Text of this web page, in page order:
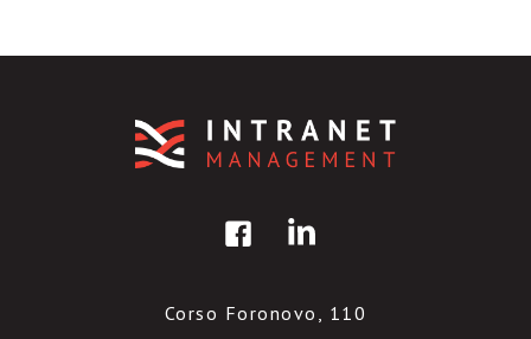
Corso Foronovo, 110